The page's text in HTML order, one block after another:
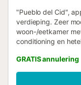
"Pueblo del Cid",
verdieping. Zeer
woon-/eetkamer
conditioning en
lengte 190 cm).
kookplaten,
GRATIS annulering